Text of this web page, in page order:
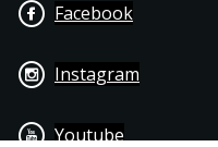
Facebook
Instagram
Youtube